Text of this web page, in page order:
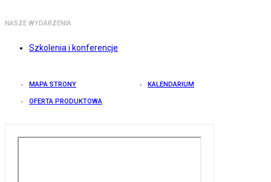
NASZE WYDARZENIA
Szkolenia i konferencje
MAPA STRONY KALENDARIUM
OFERTA PRODUKTOWA